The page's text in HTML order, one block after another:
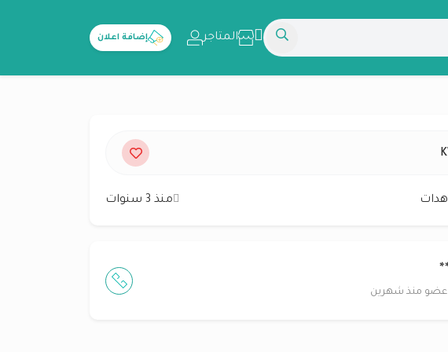
المتاجر إضافة اعلان
منذ 3 سنوات
عضو منذ شهرين